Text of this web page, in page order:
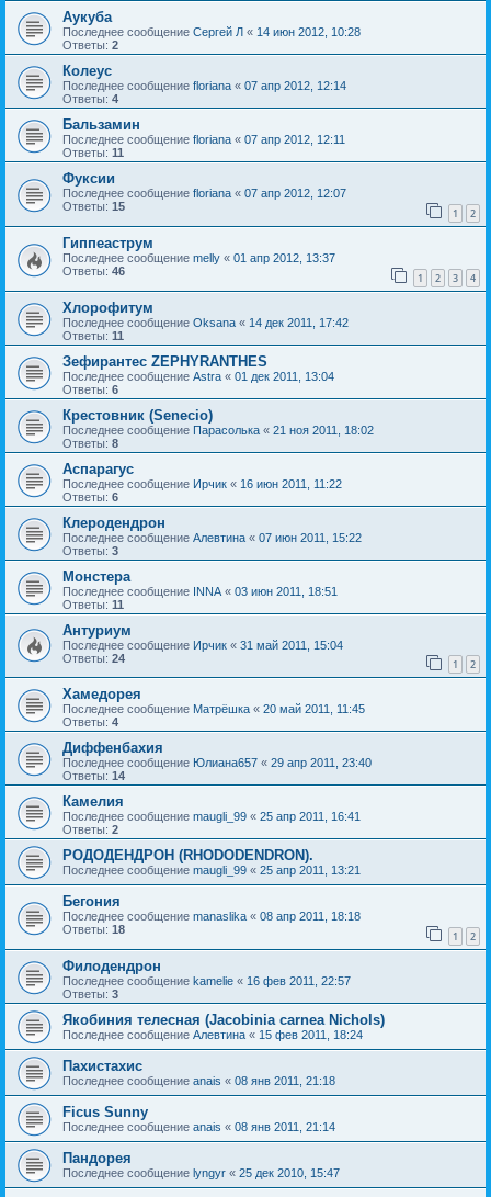
Аукуба
Последнее сообщение Сергей Л « 14 июн 2012, 10:28
Ответы: 2
Колеус
Последнее сообщение floriana « 07 апр 2012, 12:14
Ответы: 4
Бальзамин
Последнее сообщение floriana « 07 апр 2012, 12:11
Ответы: 11
Фуксии
Последнее сообщение floriana « 07 апр 2012, 12:07
Ответы: 15 1 2
Гиппеаструм
Последнее сообщение melly « 01 апр 2012, 13:37
Ответы: 46 1 2 3 4
Хлорофитум
Последнее сообщение Oksana « 14 дек 2011, 17:42
Ответы: 11
Зефирантес ZEPHYRANTHES
Последнее сообщение Astra « 01 дек 2011, 13:04
Ответы: 6
Крестовник (Senecio)
Последнее сообщение Парасолька « 21 ноя 2011, 18:02
Ответы: 8
Аспарагус
Последнее сообщение Ирчик « 16 июн 2011, 11:22
Ответы: 6
Клеродендрон
Последнее сообщение Алевтина « 07 июн 2011, 15:22
Ответы: 3
Монстера
Последнее сообщение INNA « 03 июн 2011, 18:51
Ответы: 11
Антуриум
Последнее сообщение Ирчик « 31 май 2011, 15:04
Ответы: 24 1 2
Хамедорея
Последнее сообщение Матрёшка « 20 май 2011, 11:45
Ответы: 4
Диффенбахия
Последнее сообщение Юлиана657 « 29 апр 2011, 23:40
Ответы: 14
Камелия
Последнее сообщение maugli_99 « 25 апр 2011, 16:41
Ответы: 2
РОДОДЕНДРОН (RHODODENDRON).
Последнее сообщение maugli_99 « 25 апр 2011, 13:21
Бегония
Последнее сообщение manaslika « 08 апр 2011, 18:18
Ответы: 18 1 2
Филодендрон
Последнее сообщение kamelie « 16 фев 2011, 22:57
Ответы: 3
Якобиния телесная (Jacobinia carnea Nichols)
Последнее сообщение Алевтина « 15 фев 2011, 18:24
Пахистахис
Последнее сообщение anais « 08 янв 2011, 21:18
Ficus Sunny
Последнее сообщение anais « 08 янв 2011, 21:14
Пандорея
Последнее сообщение lyngyr « 25 дек 2010, 15:47